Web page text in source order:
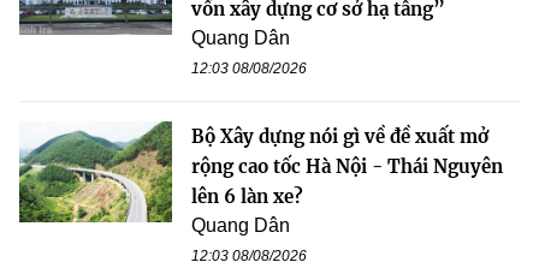
vốn xây dựng cơ sở hạ tầng”
Quang Dân
12:03 08/08/2026
Bộ Xây dựng nói gì về đề xuất mở
rộng cao tốc Hà Nội - Thái Nguyên
lên 6 làn xe?
Quang Dân
12:03 08/08/2026